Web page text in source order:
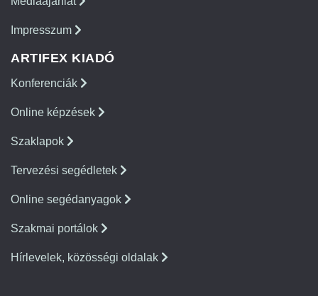
Impresszum
ARTIFEX KIADÓ
Konferenciák
Online képzések
Szaklapok
Tervezési segédletek
Online segédanyagok
Szakmai portálok
Hírlevelek, közösségi oldalak